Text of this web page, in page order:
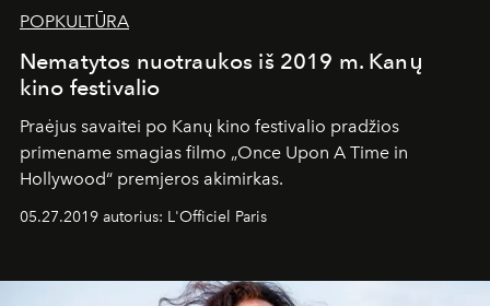
POPKULTŪRA
Nematytos nuotraukos iš 2019 m. Kanų
kino festivalio
Praėjus savaitei po Kanų kino festivalio pradžios
primename smagias filmo „Once Upon A Time in
Hollywood“ premjeros akimirkas.
05.27.2019 autorius: L'Officiel Paris